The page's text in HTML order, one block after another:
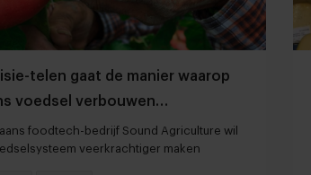
telen gaat de manier waarop
voedsel verbouwen
veranderen”
foodtech-bedrijf Sound Agriculture wil
veerkrachtiger maken